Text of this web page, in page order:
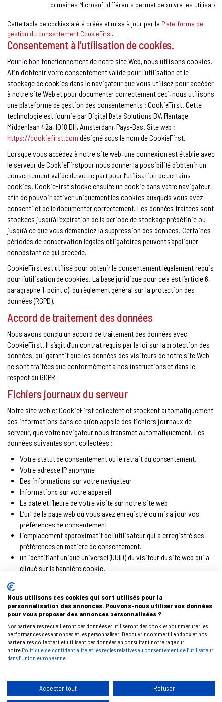
domaines Microsoft différents permet de suivre les
Cette table de cookies a été créée et mise à jour par le Plate-forme de
gestion du consentement CookieFirst.
Consentement à l’utilisation de cookies.
Pour le bon fonctionnement de notre site Web, nous utilisons cookies.
Afin d’obtenir votre consentement valide pour l’utilisation et le
stockage de cookies dans le navigateur que vous utilisez pour accéder
à notre site Web et pour documenter correctement ceci, nous utilisons
une plateforme de gestion des consentements : CookieFirst. Cette
technologie est fournie par Digital Data Solutions BV, Plantage
Middenlaan 42a, 1018 DH, Amsterdam, Pays-Bas. Site web :
https://cookiefirst.com désigné sous le nom de CookieFirst.
Lorsque vous accédez à notre site web, une connexion est établie avec
le serveur de CookieFirstpour nous donner la possibilité d’obtenir un
consentement valide de votre part pour l’utilisation de certains
cookies. CookieFirst stocke ensuite un cookie dans votre navigateur
afin de pouvoir activer uniquement les cookies auxquels vous avez
consenti et de le documenter correctement. Les données traitées sont
stockées jusqu’à l’expiration de la période de stockage prédéfinie ou
jusqu’à ce que vous demandiez la suppression des données. Certaines
périodes de conservation légales obligatoires peuvent s’appliquer
nonobstant ce qui précède.
CookieFirst est utilisé pour obtenir le consentement légalement requis
pour l’utilisation de cookies. La base juridique pour cela est l’article 6,
paragraphe 1, point c), du règlement général sur la protection des
données (RGPD).
Accord de traitement des données
Nous avons conclu un accord de traitement des données avec
CookieFirst. Il s’agit d’un contrat requis par la loi sur la protection des
données, qui garantit que les données des visiteurs de notre site Web
ne sont traitées que conformément à nos instructions et dans le
respect du GDPR.
Fichiers journaux du serveur
Notre site web et CookieFirst collectent et stockent automatiquement
des informations dans ce qu’on appelle des fichiers journaux de
serveur, que votre navigateur nous transmet automatiquement. Les
données suivantes sont collectées :
Votre statut de consentement ou le retrait du consentement.
Votre adresse IP anonyme
Des informations sur votre navigateur
Informations sur votre appareil
La date et l’heure de votre visite sur notre site web
L’url de la page web où vous avez enregistré ou mis à jour vos
préférences de consentement
L’emplacement approximatif de l’utilisateur qui a enregistré ses
préférences en matière de consentement.
un identifiant unique universel (UUID) du visiteur du site web qui a
cliqué sur la bannière cookie.
Accueil LANDBOX Bien choisir son garde-meubles
Vos avantages
Choix et caractéristiques des box
Location de box de stockage et de parking
Services Plus (professionnels uniquement)
Services (particuliers et professionnels)
Archivage physique de dossiers et documents en papier
RECEPTION, ENLEVEMENT, LIVRAISON – (CGV)
Foire aux questions – FAQ
Ils parlent de Landbox
Contact
Nous utilisons des cookies qui sont utilisés pour la
personnalisation des annonces. Pouvons-nous utiliser vos données
pour vous proposer des annonces personnalisées ?
Nos partenaires recueilleront ces données et utiliseront des cookies pour mesurer les
performances des annonces et les personnaliser. Découvrir comment Landbox et nos
partenaires collectent et utilisent ces données en consultant notre page sur
notre Politique de confidentialité et les règles relatives au consentement de l’utilisateur
dans l’Union européenne
Accepter tout Refuser